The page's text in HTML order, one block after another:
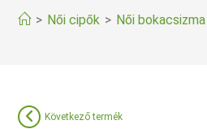
> Női cipők > Női bokacsizma
Következő termék